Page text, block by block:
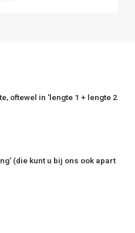
oftewel in 'lengte 1 + lengte 2
(die kunt u bij ons ook apart